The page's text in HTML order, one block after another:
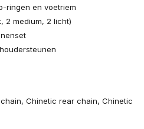
ringen en voetriem
2 medium, 2 licht)
Chinetic rear chain, Chinetic